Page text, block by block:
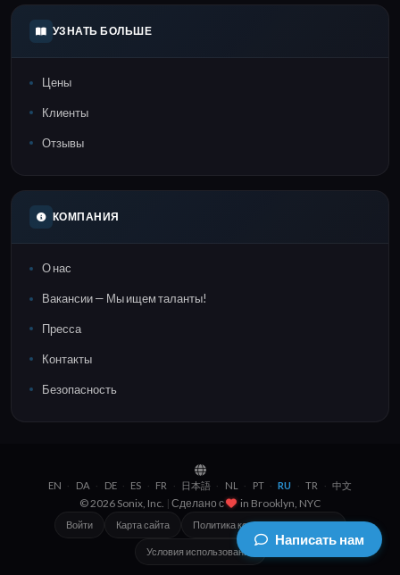
УЗНАТЬ БОЛЬШЕ
Цены
Клиенты
Отзывы
КОМПАНИЯ
О нас
Вакансии — Мы ищем таланты!
Пресса
Контакты
Безопасность
EN · DA · DE · ES · FR · 日本語 · NL · PT · RU · TR · 中文
© 2026 Sonix, Inc. | Сделано с in Brooklyn, NYC
Войти Карта сайта Политика конфиденциальности
Условия использования
Написать нам